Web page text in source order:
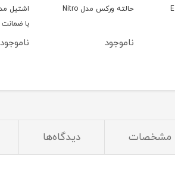
حالته ورکس مدل Nitro
ناموجود
با ضمانت
ناموجود
مشخصات دیدگاه‌ها